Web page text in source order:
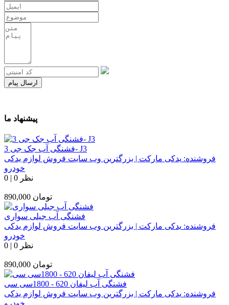
ارسال پیام
پیشنهاد ما
فشنگی آب جک جی 3- J3
فروشنده: یدکی مارکت | بزرگترین وب سایت فروش لوازم یدکی
خودرو
0 | 0 نظر
890,000 تومان
فشنگی آب جیلی سواری
فروشنده: یدکی مارکت | بزرگترین وب سایت فروش لوازم یدکی
خودرو
0 | 0 نظر
890,000 تومان
فشنگی آب لیفان 620 - 1800سی سی
فروشنده: یدکی مارکت | بزرگترین وب سایت فروش لوازم یدکی